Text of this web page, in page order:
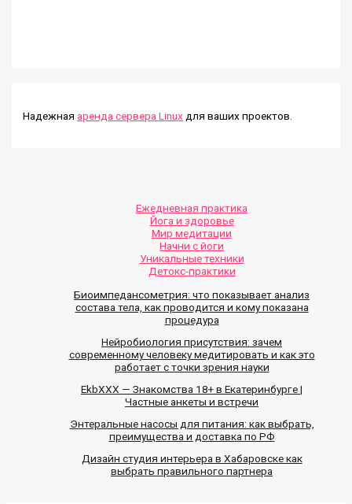
Надежнаяаренда сервера Linux для ваших проектов.
Ежедневная практика
Йога и здоровье
Мир медитации
Начни с йоги
Уникальные техники
Детокс-практики
Биоимпедансометрия: что показывает анализ
состава тела, как проводится и кому показана
процедура
Нейробиология присутствия: зачем
современному человеку медитировать и как это
работает с точки зрения науки
EkbXXX — Знакомства 18+ в Екатеринбурге |
Частные анкеты и встречи
Энтеральные насосы для питания: как выбрать,
преимущества и доставка по РФ
Дизайн студия интерьера в Хабаровске как
выбрать правильного партнера